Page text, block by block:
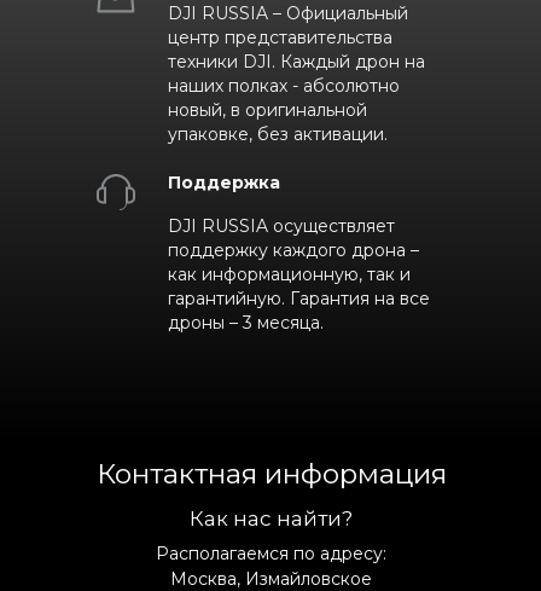
DJI RUSSIA – Официальный
центр представительства
техники DJI. Каждый дрон на
наших полках - абсолютно
новый, в оригинальной
упаковке, без активации.
Поддержка
DJI RUSSIA осуществляет
поддержку каждого дрона –
как информационную, так и
гарантийную. Гарантия на все
дроны – 3 месяца.
Как нас найти?
Располагаемся по адресу:
Москва, Измайловское
Контактная информация